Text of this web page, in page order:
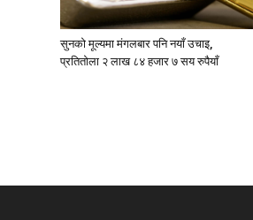
सुनको मूल्यमा मंगलबार पनि नयाँ उचाइ,
प्रतितोला २ लाख ८४ हजार ७ सय रुपैयाँ